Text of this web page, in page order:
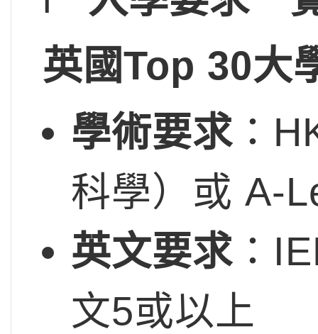
英國Top 30大
學術要求：
科學）或 A-
英文要求：
文5或以上